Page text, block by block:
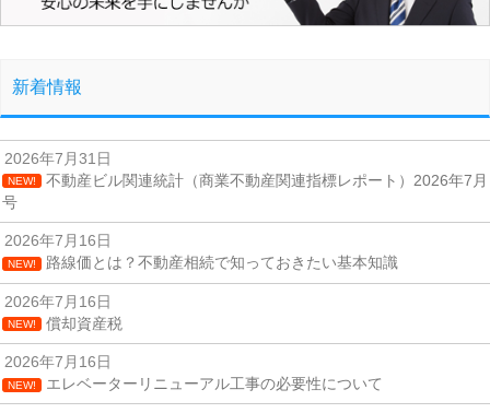
新着情報
2026年7月31日
NEW!
不動産ビル関連統計（商業不動産関連指標レポート）2026年7月
号
2026年7月16日
NEW! 路線価とは？不動産相続で知っておきたい基本知識
2026年7月16日
NEW! 償却資産税
2026年7月16日
NEW! エレベーターリニューアル工事の必要性について